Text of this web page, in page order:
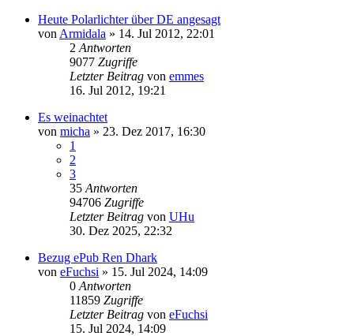
Heute Polarlichter über DE angesagt
von Armidala » 14. Jul 2012, 22:01
2 Antworten
9077 Zugriffe
Letzter Beitrag von emmes
16. Jul 2012, 19:21
Es weinachtet
von micha » 23. Dez 2017, 16:30
1
2
3
35 Antworten
94706 Zugriffe
Letzter Beitrag von UHu
30. Dez 2025, 22:32
Bezug ePub Ren Dhark
von eFuchsi » 15. Jul 2024, 14:09
0 Antworten
11859 Zugriffe
Letzter Beitrag von eFuchsi
15. Jul 2024, 14:09